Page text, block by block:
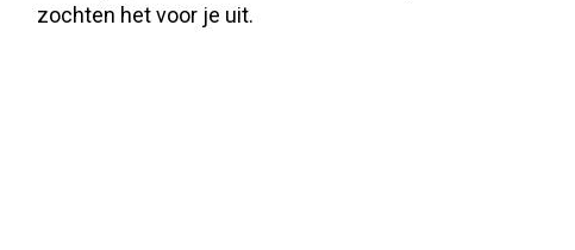
zochten het voor je uit.